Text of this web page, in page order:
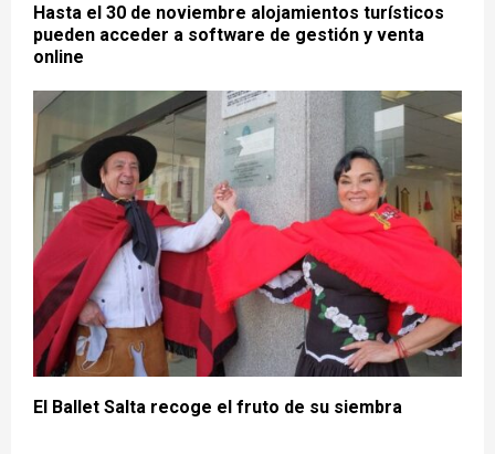
Hasta el 30 de noviembre alojamientos turísticos
pueden acceder a software de gestión y venta
online
El Ballet Salta recoge el fruto de su siembra